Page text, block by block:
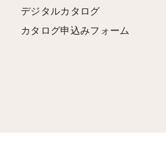
デジタルカタログ
カタログ申込みフォーム